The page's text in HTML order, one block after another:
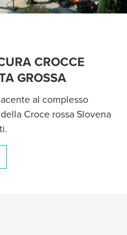
CROCCE
GROSSA
al complesso
Croce rossa Slovena